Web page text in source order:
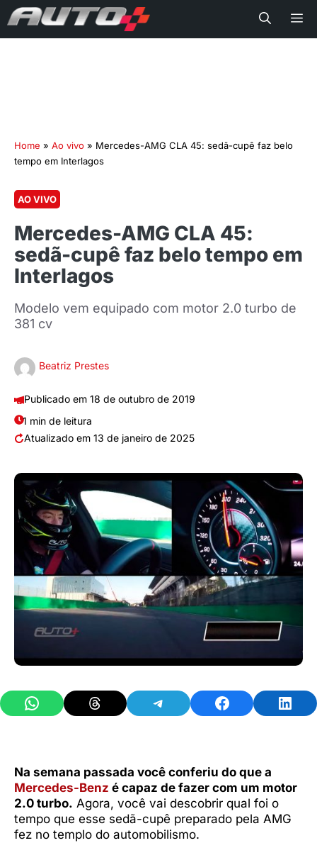
Home » Ao vivo » Mercedes-AMG CLA 45: sedã-cupê faz belo
tempo em Interlagos
AO VIVO
Mercedes-AMG CLA 45:
sedã-cupê faz belo tempo em
Interlagos
Modelo vem equipado com motor 2.0 turbo de
381 cv
Beatriz Prestes
18 de outubro de 2019
1 min de leitura
13 de janeiro de 2025
Share on WhatsAppShare on ThreadsShare on TelegramShare on Facebook
Na semana passada você conferiu do que a
Mercedes-Benz é capaz de fazer com um motor
2.0 turbo. Agora, você vai descobrir qual foi o
tempo que esse sedã-cupê preparado pela AMG
fez no templo do automobilismo.